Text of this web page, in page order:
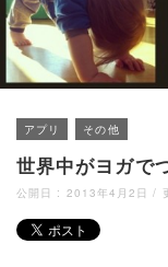
アプリ その他
世界中がヨガで
公開日 : 2013年4月2日 /